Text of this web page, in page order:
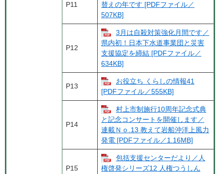
P11
替えの年です [PDFファイル／
507KB]
P12
3月は自殺対策強化月間です／
県内初！日本下水道事業団と災害
支援協定を締結 [PDFファイル／
634KB]
P13
お役立ち くらしの情報41
[PDFファイル／555KB]
P14
村上市制施行10周年記念式典
と記念コンサートを開催します／
連載Ｎｏ.13 教えて岩船沖洋上風力
発電 [PDFファイル／1.16MB]
P15
包括支援センターだより／人
権啓発シリーズ12 人権つうしん